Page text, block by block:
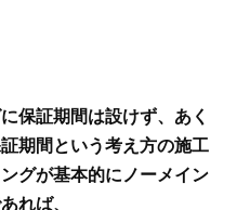
保証期間は設けず、あく
期間という考え方の施工
グが基本的にノーメイン
れば、